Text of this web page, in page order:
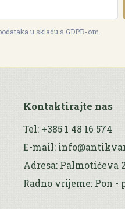
u skladu s GDPR-om.
Kontaktirajte nas
Tel: +385 1 48 16 574
E-mail:
Adresa: Palmotićeva
Radno vrijeme: Pon -